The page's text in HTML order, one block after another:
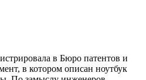
в Бюро патентов и
в котором описан ноутбук